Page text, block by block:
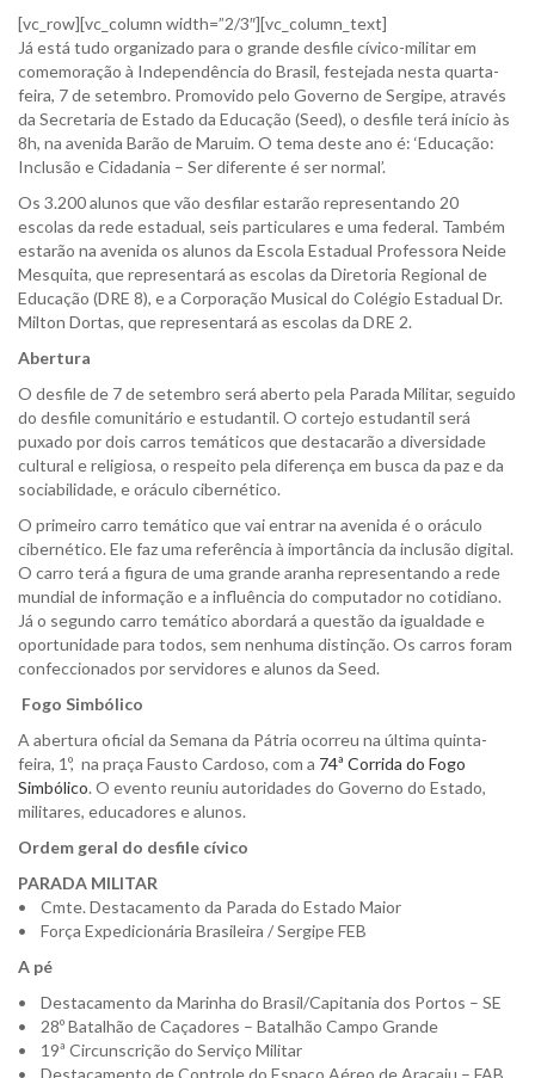
[vc_row][vc_column width=”2/3″][vc_column_text]
Já está tudo organizado para o grande desfile cívico-militar em
comemoração à Independência do Brasil, festejada nesta quarta-
feira, 7 de setembro. Promovido pelo Governo de Sergipe, através
da Secretaria de Estado da Educação (Seed), o desfile terá início às
8h, na avenida Barão de Maruim. O tema deste ano é: ‘Educação:
Inclusão e Cidadania – Ser diferente é ser normal’.
Os 3.200 alunos que vão desfilar estarão representando 20
escolas da rede estadual, seis particulares e uma federal. Também
estarão na avenida os alunos da Escola Estadual Professora Neide
Mesquita, que representará as escolas da Diretoria Regional de
Educação (DRE 8), e a Corporação Musical do Colégio Estadual Dr.
Milton Dortas, que representará as escolas da DRE 2.
Abertura
O desfile de 7 de setembro será aberto pela Parada Militar, seguido
do desfile comunitário e estudantil. O cortejo estudantil será
puxado por dois carros temáticos que destacarão a diversidade
cultural e religiosa, o respeito pela diferença em busca da paz e da
sociabilidade, e oráculo cibernético.
O primeiro carro temático que vai entrar na avenida é o oráculo
cibernético. Ele faz uma referência à importância da inclusão digital.
O carro terá a figura de uma grande aranha representando a rede
mundial de informação e a influência do computador no cotidiano.
Já o segundo carro temático abordará a questão da igualdade e
oportunidade para todos, sem nenhuma distinção. Os carros foram
confeccionados por servidores e alunos da Seed.
Fogo Simbólico
A abertura oficial da Semana da Pátria ocorreu na última quinta-
feira, 1º, na praça Fausto Cardoso, com a 74ª Corrida do Fogo
Simbólico. O evento reuniu autoridades do Governo do Estado,
militares, educadores e alunos.
Ordem geral do desfile cívico
PARADA MILITAR
• Cmte. Destacamento da Parada do Estado Maior
• Força Expedicionária Brasileira / Sergipe FEB
A pé
• Destacamento da Marinha do Brasil/Capitania dos Portos – SE
• 28º Batalhão de Caçadores – Batalhão Campo Grande
• 19ª Circunscrição do Serviço Militar